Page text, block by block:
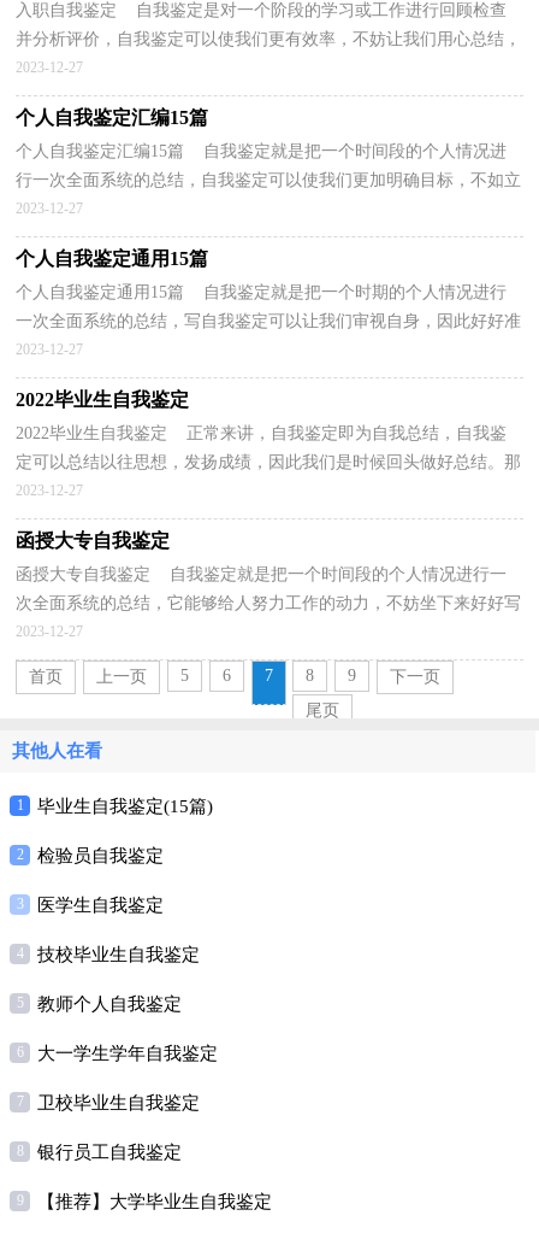
入职自我鉴定 自我鉴定是对一个阶段的学习或工作进行回顾检查
并分析评价，自我鉴定可以使我们更有效率，不妨让我们用心总结，
认真完成自我鉴定吧。自我鉴定怎么写才不会千篇一...
2023-12-27
个人自我鉴定汇编15篇
个人自我鉴定汇编15篇 自我鉴定就是把一个时间段的个人情况进
行一次全面系统的总结，自我鉴定可以使我们更加明确目标，不如立
即行动起来写一份自我鉴定吧。我们该怎么去写自...
2023-12-27
个人自我鉴定通用15篇
个人自我鉴定通用15篇 自我鉴定就是把一个时期的个人情况进行
一次全面系统的总结，写自我鉴定可以让我们审视自身，因此好好准
备一份自我鉴定吧。那么如何把自我鉴定写出新花...
2023-12-27
2022毕业生自我鉴定
2022毕业生自我鉴定 正常来讲，自我鉴定即为自我总结，自我鉴
定可以总结以往思想，发扬成绩，因此我们是时候回头做好总结。那
么自我鉴定有什么格式呢？下面是小编精心整理的2022毕...
2023-12-27
函授大专自我鉴定
函授大专自我鉴定 自我鉴定就是把一个时间段的个人情况进行一
次全面系统的总结，它能够给人努力工作的动力，不妨坐下来好好写
写自我鉴定吧。自我鉴定一般是怎么写的呢？以下是...
2023-12-27
首页 上一页 5 6 7 8 9
下一页
尾页
其他人在看
1 毕业生自我鉴定(15篇)
2 检验员自我鉴定
3 医学生自我鉴定
4 技校毕业生自我鉴定
5 教师个人自我鉴定
6 大一学生学年自我鉴定
7 卫校毕业生自我鉴定
8 银行员工自我鉴定
9 【推荐】大学毕业生自我鉴定